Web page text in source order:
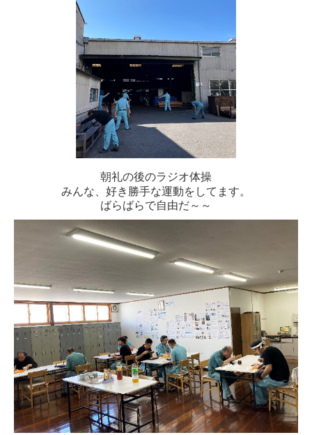
朝礼の後のラジオ体操
みんな、好き勝手な運動をしてます。
ばらばらで自由だ～～